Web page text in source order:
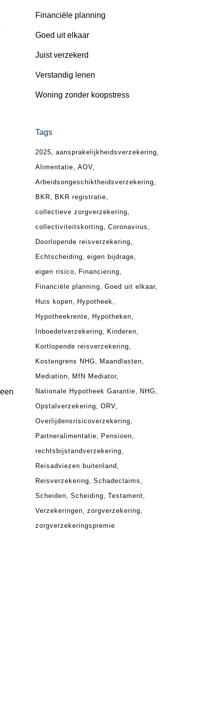
Financiële planning
Goed uit elkaar
Juist verzekerd
Verstandig lenen
Woning zonder koopstress
Tags
2025
aansprakelijkheidsverzekering
Alimentatie
AOV
Arbeidsongeschiktheidsverzekering
BKR
BKR registratie
collectieve zorgverzekering
collectiviteitskorting
Coronavirus
Doorlopende reisverzekering
Echtscheiding
eigen bijdrage
eigen risico
Financiering
Financiële planning
Goed uit elkaar
Huis kopen
Hypotheek
Hypotheekrente
Hypotheken
Inboedelverzekering
Kinderen
Kortlopende reisverzekering
Kostengrens NHG
Maandlasten
Mediation
MfN Mediator
Nationale Hypotheek Garantie
NHG
Opstalverzekering
ORV
Overlijdensrisicoverzekering
Partneralimentatie
Pensioen
rechtsbijstandverzekering
Reisadviezen buitenland
Reisverzekering
Schadeclaims
Scheiden
Scheiding
Testament
Verzekeringen
zorgverzekering
zorgverzekeringspremie